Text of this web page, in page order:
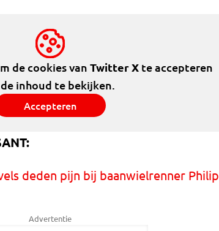
de cookies van Twitter Xte accepteren
inhoud te bekijken.
Accepteren
deden pijn bij baanwielrenner Philip
Advertentie